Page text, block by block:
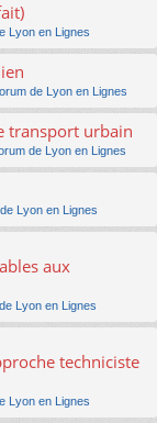
Lyon en Lignes
de Lyon en Lignes
transport urbain
de Lyon en Lignes
de Lyon en Lignes
aux
de Lyon en Lignes
techniciste
Lyon en Lignes